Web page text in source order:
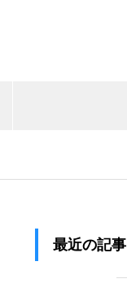
最近の記事